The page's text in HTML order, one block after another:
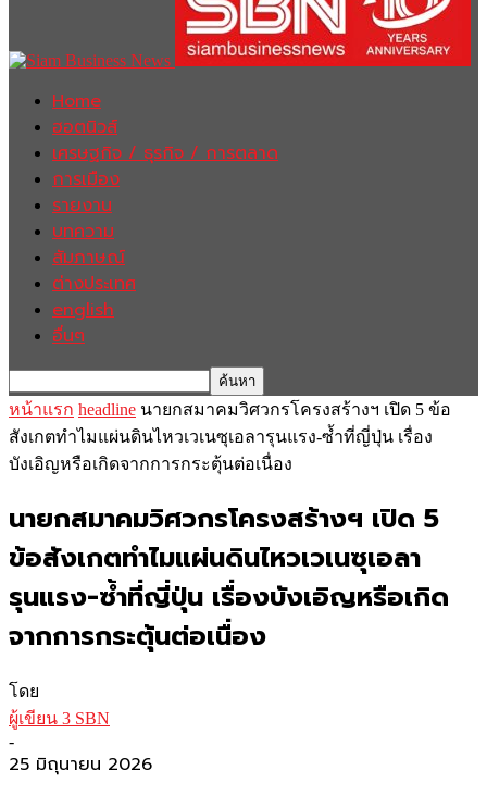
Home
ฮอตนิวส์
เศรษฐกิจ / ธุรกิจ / การตลาด
การเมือง
รายงาน
บทความ
สัมภาษณ์
ต่างประเทศ
english
อื่นๆ
หน้าแรก headline นายกสมาคมวิศวกรโครงสร้างฯ เปิด 5 ข้อ
สังเกตทำไมแผ่นดินไหวเวเนซุเอลารุนแรง-ซ้ำที่ญี่ปุ่น เรื่อง
บังเอิญหรือเกิดจากการกระตุ้นต่อเนื่อง
นายกสมาคมวิศวกรโครงสร้างฯ เปิด 5
ข้อสังเกตทำไมแผ่นดินไหวเวเนซุเอลา
รุนแรง-ซ้ำที่ญี่ปุ่น เรื่องบังเอิญหรือเกิด
จากการกระตุ้นต่อเนื่อง
โดย
ผู้เขียน 3 SBN
-
25 มิถุนายน 2026